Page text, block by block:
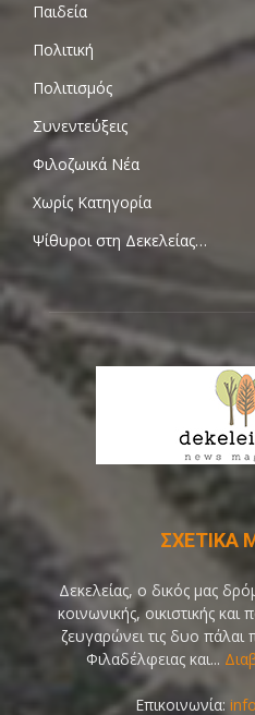
Παιδεία
Πολιτική
Πολιτισμός
Συνεντεύξεις
Φιλοζωικά Νέα
Χωρίς Κατηγορία
Ψίθυροι στη Δεκελείας…
ΣΧΕΤΙΚΑ
Δεκελείας, ο δικός μας
κοινωνικής, οικιστικής και
ζευγαρώνει τις δυο πάλαι
Φιλαδέλφειας και...
Επικοινωνία: